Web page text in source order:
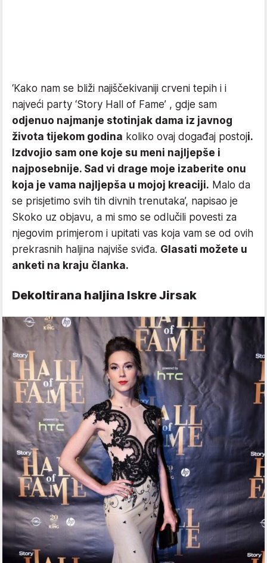
‘Kako nam se bliži najiščekivaniji crveni tepih i i
najveći party ‘Story Hall of Fame’ , gdje sam
odjenuo najmanje stotinjak dama iz javnog
života tijekom godina koliko ovaj događaj postoji.
Izdvojio sam one koje su meni najljepše i
najposebnije. Sad vi drage moje izaberite onu
koja je vama najljepša u mojoj kreaciji. Malo da
se prisjetimo svih tih divnih trenutaka’, napisao je
Skoko uz objavu, a mi smo se odlučili povesti za
njegovim primjerom i upitati vas koja vam se od ovih
prekrasnih haljina najviše sviđa. Glasati možete u
anketi na kraju članka.
Dekoltirana haljina Iskre Jirsak